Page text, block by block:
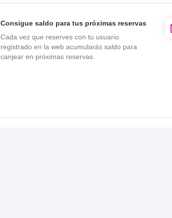
Consigue saldo para tus próximas reservas
Cada vez que reserves con tu usuario
registrado en la web acumularás saldo para
canjear en próximas reservas.